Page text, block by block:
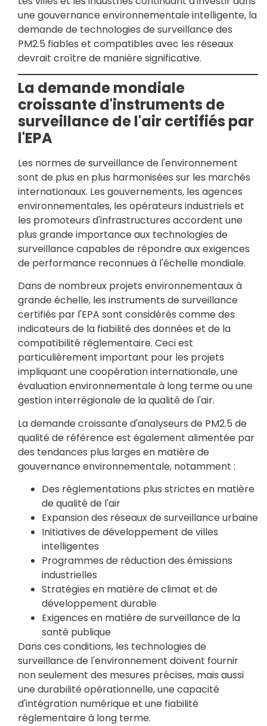
une gouvernance environnementale intelligente, la
demande de technologies de surveillance des
PM2.5 fiables et compatibles avec les réseaux
devrait croître de manière significative.
La demande mondiale
croissante d'instruments de
surveillance de l'air certifiés par
l'EPA
Les normes de surveillance de l'environnement
sont de plus en plus harmonisées sur les marchés
internationaux. Les gouvernements, les agences
environnementales, les opérateurs industriels et
les promoteurs d'infrastructures accordent une
plus grande importance aux technologies de
surveillance capables de répondre aux exigences
de performance reconnues à l'échelle mondiale.
Dans de nombreux projets environnementaux à
grande échelle, les instruments de surveillance
certifiés par l'EPA sont considérés comme des
indicateurs de la fiabilité des données et de la
compatibilité réglementaire. Ceci est
particulièrement important pour les projets
impliquant une coopération internationale, une
évaluation environnementale à long terme ou une
gestion interrégionale de la qualité de l'air.
La demande croissante d'analyseurs de PM2.5 de
qualité de référence est également alimentée par
des tendances plus larges en matière de
gouvernance environnementale, notamment :
Des réglementations plus strictes en matière
de qualité de l'air
Expansion des réseaux de surveillance urbaine
Initiatives de développement de villes
intelligentes
Programmes de réduction des émissions
industrielles
Stratégies en matière de climat et de
développement durable
Exigences en matière de surveillance de la
santé publique
Dans ces conditions, les technologies de
surveillance de l'environnement doivent fournir
non seulement des mesures précises, mais aussi
une durabilité opérationnelle, une capacité
d'intégration numérique et une fiabilité
réglementaire à long terme.